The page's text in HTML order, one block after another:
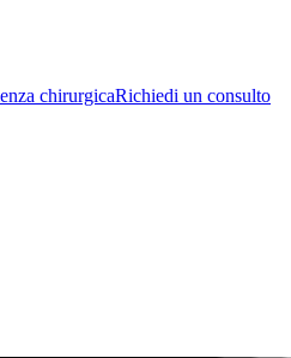
chirurgicaRichiedi un consulto